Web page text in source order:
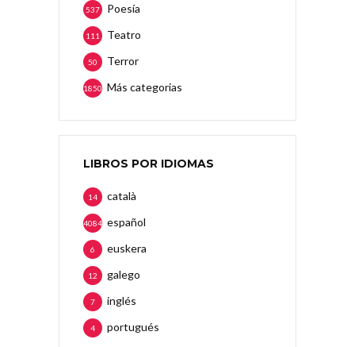
Poesía
537
Teatro
111
Terror
50
Más categorias
1850
LIBROS POR IDIOMAS
català
14
español
4084
euskera
6
galego
12
inglés
7
portugués
4